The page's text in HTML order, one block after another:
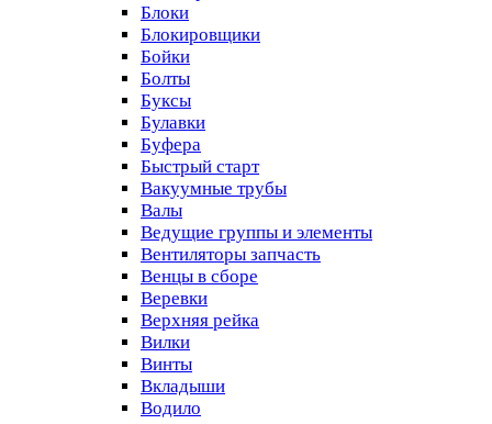
Блоки
Блокировщики
Бойки
Болты
Буксы
Булавки
Буфера
Быстрый старт
Вакуумные трубы
Валы
Ведущие группы и элементы
Вентиляторы запчасть
Венцы в сборе
Веревки
Верхняя рейка
Вилки
Винты
Вкладыши
Водило